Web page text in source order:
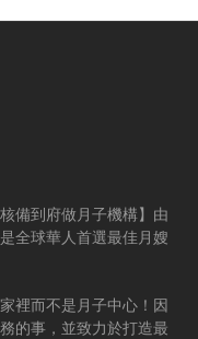
備到府做月子機構】由
全球華人首選最佳月嫂
裡而不是月子中心！因
的事，並致力於打造最